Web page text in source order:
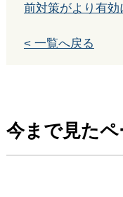
前対策がより有効
< 一覧へ戻る
今まで見たペ